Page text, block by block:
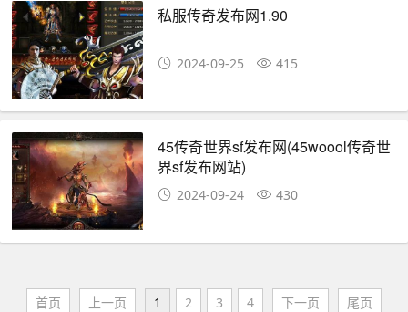
私服传奇发布网1.90
2024-09-25 415
45传奇世界sf发布网(45woool传奇世
界sf发布网站)
2024-09-24 430
首页 上一页 1 2 3 4 下一页 尾页